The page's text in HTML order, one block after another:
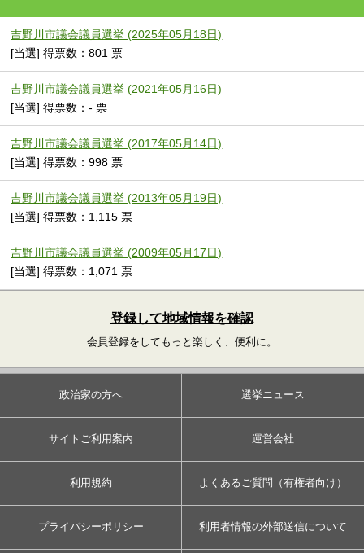
吉野川市議会議員選挙 (2025年05月18日)
[当選] 得票数：801 票
吉野川市議会議員選挙 (2021年05月16日)
[当選] 得票数：- 票
吉野川市議会議員選挙 (2017年05月14日)
[当選] 得票数：998 票
吉野川市議会議員選挙 (2013年05月19日)
[当選] 得票数：1,115 票
吉野川市議会議員選挙 (2009年05月17日)
[当選] 得票数：1,071 票
登録して地域情報を確認
会員登録をしてもっと楽しく、便利に。
政治家の方へ 選挙ニュース
サイトご利用案内 運営会社
利用規約 よくあるご質問（有権者向け）
プライバシーポリシー 利用者情報の外部送信について